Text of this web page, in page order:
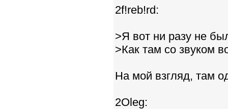
2f!reb!rd:
>Я вот ни разу не
>Как там со звуком
На мой взгляд, там
2Oleg: